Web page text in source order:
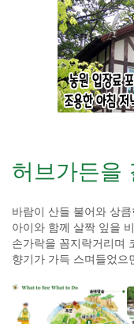
허브가든을
바람이 산들 불어와 상
아이와 함께 살짝 잎을
손가락을 꼼지락거리며
향기가 가득 스며들었으